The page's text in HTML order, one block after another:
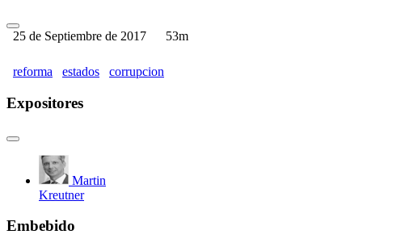
25 de Septiembre de 2017 53m
reforma estados corrupcion
Expositores
Martin
Kreutner
Embebido